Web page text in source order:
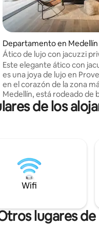
4,99 de 5. 242
Departamento en Medellín
Ático de lujo con jacuzzi
Provenza
Este elegante ático con
es una joya de lujo en
en el corazón de la zona
Medellín, está rodeado de
cafeterías y restaurantes.
habitaciones cuentan con
de lujo. La luminosa terraza
para 4 personas ofrece el
para relajarse. ¡El edificio cuenta con
seguridad las 24 horas para
de los
Wifi
lugares